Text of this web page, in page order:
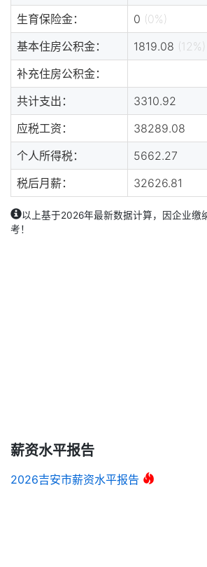
生育保险金：
0 (0%)
基本住房公积金：
1819.08 (12%)
补充住房公积金：
共计支出：
3310.92
应税工资：
38289.08
个人所得税：
5662.27
税后月薪：
32626.81
以上基于2026年最新数据计算，因企业缴
考！
薪资水平报告
2026吉安市薪资水平报告